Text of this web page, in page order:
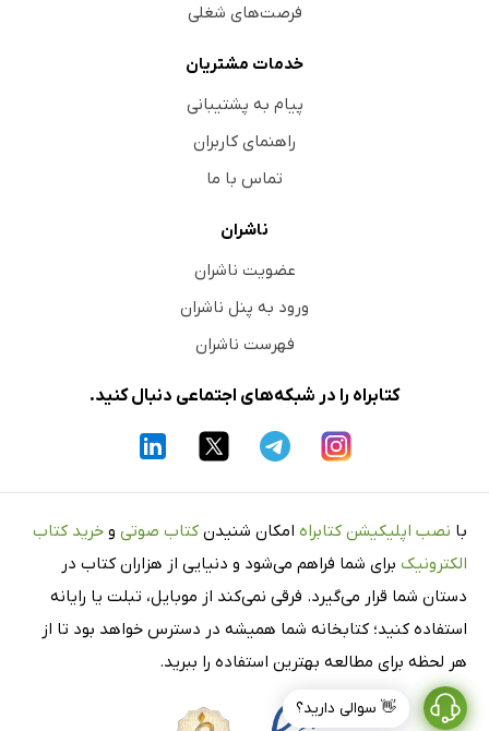
👋 سوالی دارید؟
فرصت‌های شغلی
خدمات مشتریان
پیام به پشتیبانی
راهنمای کاربران
تماس با ما
ناشران
عضویت ناشران
ورود به پنل ناشران
فهرست ناشران
کتابراه را در شبکه‌های اجتماعی دنبال کنید.
با نصب اپلیکیشن کتابراه امکان شنیدن کتاب صوتی و خرید کتاب
الکترونیک برای شما فراهم می‌شود و دنیایی از هزاران کتاب در
دستان شما قرار می‌گیرد. فرقی نمی‌کند از موبایل، تبلت یا رایانه
استفاده کنید؛ کتابخانه شما همیشه در دسترس خواهد بود تا از
هر لحظه برای مطالعه بهترین استفاده را ببرید.